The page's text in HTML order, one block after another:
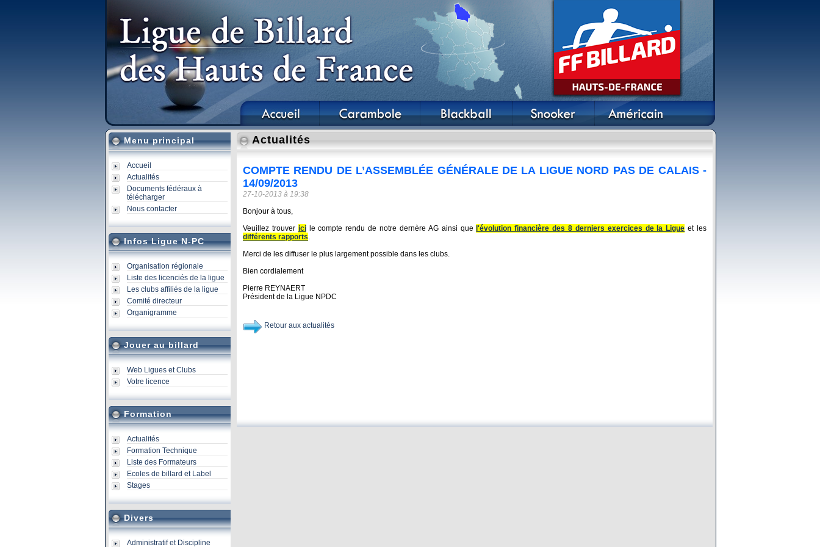
Menu principal
Accueil
Actualités
Documents fédéraux à
télécharger
Nous contacter
Infos Ligue N-PC
Organisation régionale
Liste des licenciés de la ligue
Les clubs affiliés de la ligue
Comité directeur
Organigramme
Jouer au billard
Web Ligues et Clubs
Votre licence
Formation
Actualités
Formation Technique
Liste des Formateurs
Ecoles de billard et Label
Stages
Divers
Administratif et Discipline
Actualités
COMPTE RENDU DE L’ASSEMBLÉE GÉNÉRALE DE LA LIGUE NORD PAS DE CALAIS -
14/09/2013
27-10-2013 à 19:38
Bonjour à tous,
Veuillez trouver icile compte rendu de notre dernère AG ainsi que l'évolution financière des 8 derniers exercices de la Ligue et les
différents rapports.
Merci de les diffuser le plus largement possible dans les clubs.
Bien cordialement
Pierre REYNAERT
Président de la Ligue NPDC
Retour aux actualités